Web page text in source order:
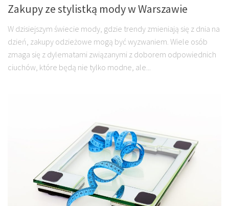
Zakupy ze stylistką mody w Warszawie
W dzisiejszym świecie mody, gdzie trendy zmieniają się z dnia na
dzień, zakupy odzieżowe mogą być wyzwaniem. Wiele osób
zmaga się z dylematami związanymi z doborem odpowiednich
ciuchów, które będą nie tylko modne, ale...